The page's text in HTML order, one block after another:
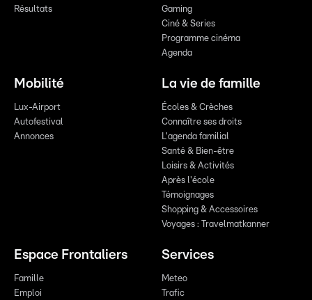
Résultats
Gaming
Ciné & Series
Programme cinéma
Agenda
Mobilité
Lux-Airport
Autofestival
Annonces
La vie de famille
Écoles & Crèches
Connaître ses droits
L'agenda familial
Santé & Bien-être
Loisirs & Activités
Après l'école
Témoignages
Shopping & Accessoires
Voyages : Travelmatkanner
Espace Frontaliers
Famille
Emploi
Services
Meteo
Trafic